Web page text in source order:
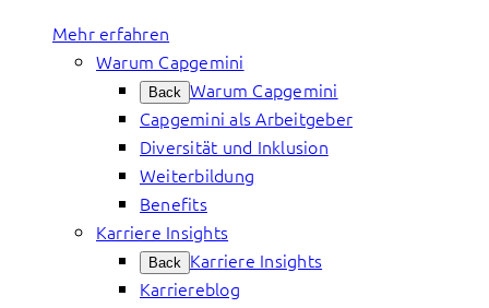
Mehr erfahren
Warum Capgemini
Back Warum Capgemini
Capgemini als Arbeitgeber
Diversität und Inklusion
Weiterbildung
Benefits
Karriere Insights
Back Karriere Insights
Karriereblog